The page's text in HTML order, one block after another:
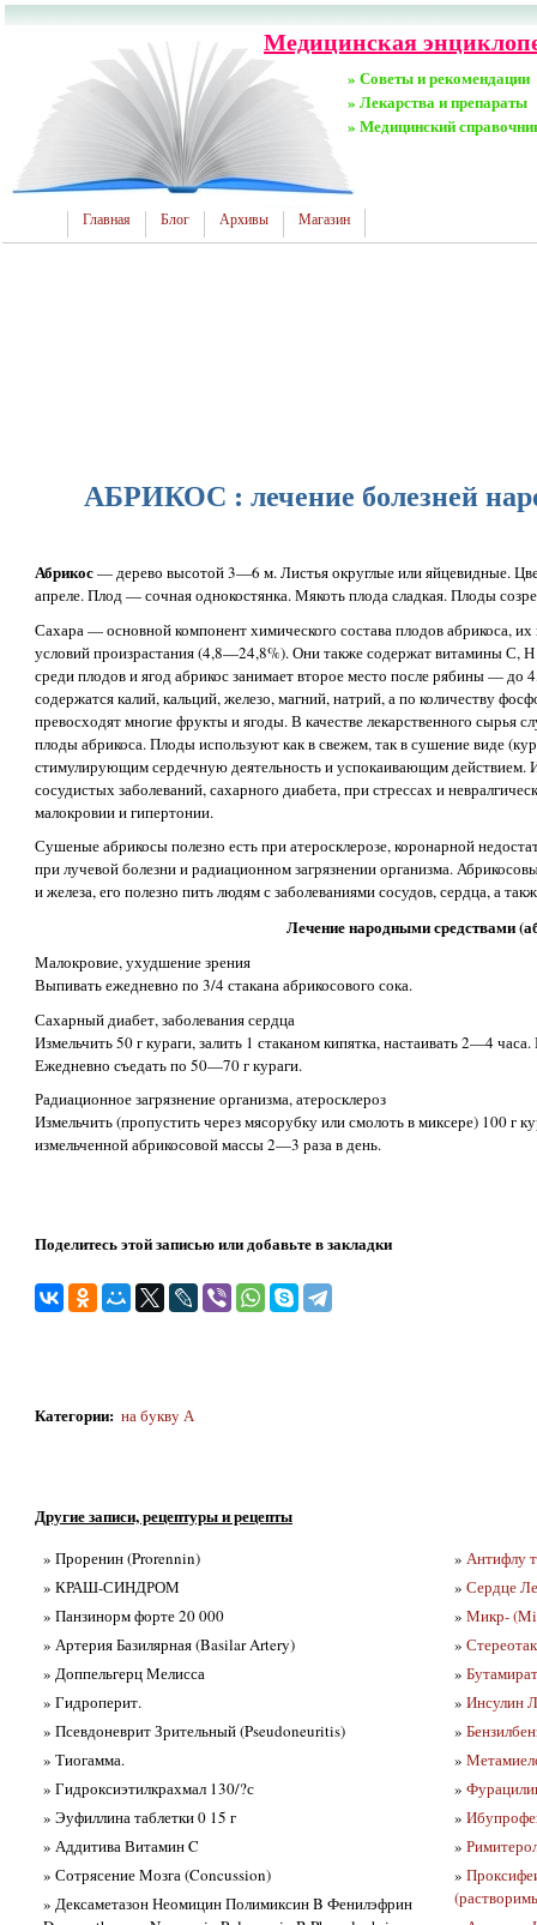
Медицинская
» Советы и рекомендации
» Лекарства и препараты
» Медицинский
Главная Блог Архивы Магазин
АБРИКОС : лечение болезней
Абрикос— дерево высотой 3—6 м. Листья округлые или яйцевидные.
апреле. Плод — сочная однокостянка. Мякоть плода сладкая. Плоды
Сахара — основной компонент химического состава плодов абрикоса, их
условий произрастания (4,8—24,8%). Они также содержат витамины С,
среди плодов и ягод абрикос занимает второе место после рябины — до
содержатся калий, кальций, железо, магний, натрий, а по количеству
превосходят многие фрукты и ягоды. В качестве лекарственного сырья
плоды абрикоса. Плоды используют как в свежем, так в сушение виде
стимулирующим сердечную деятельность и успокаивающим действием.
сосудистых заболеваний, сахарного диабета, при стрессах и
малокровии и гипертонии.
Сушеные абрикосы полезно есть при атеросклерозе, коронарной
при лучевой болезни и радиационном загрязнении организма.
и железа, его полезно пить людям с заболеваниями сосудов, сердца, а
Лечение народными средствами
Малокровие, ухудшение зрения
Выпивать ежедневно по 3/4 стакана абрикосового сока.
Сахарный диабет, заболевания сердца
Измельчить 50 г кураги, залить 1 стаканом кипятка, настаивать 2—4
Ежедневно съедать по 50—70 г кураги.
Радиационное загрязнение организма, атеросклероз
Измельчить (пропустить через мясорубку или смолоть в миксере) 100 г
измельченной абрикосовой массы 2—3 раза в день.
Поделитесь этой записью или добавьте в закладки
Категории: на бyквy А
Другие записи, рецептуры и рецепты
» Проренин (Prorennin)
» КРАШ-СИНДРОМ
» Панзинорм форте 20 000
» Артерия Базилярная (Basilar Artery)
» Доппельгерц Мелисса
» Гидроперит.
» Псевдоневрит Зрительный (Pseudoneuritis)
» Тиогамма.
» Гидроксиэтилкрахмал 130/?с
» Эуфиллина таблетки 0 15 г
» Аддитива Витамин C
» Сотрясение Мозга (Concussion)
» Дексаметазон Неомицин Полимиксин B Фенилэфрин
» Антифлу
» Сердце
» Микр-
»
»
» Инсулин
»
»
»
»
»
»